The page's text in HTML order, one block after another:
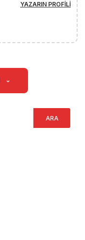
YAZARIN PROFILI